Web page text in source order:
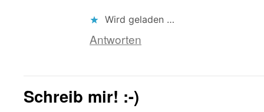
Wird geladen …
Antworten
Schreib mir! :-)